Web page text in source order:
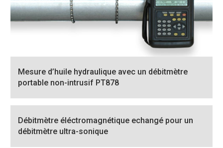
Mesure d’huile hydraulique avec un débitmètre
portable non-intrusif PT878
Débitmètre éléctromagnétique echangé pour un
débitmètre ultra-sonique